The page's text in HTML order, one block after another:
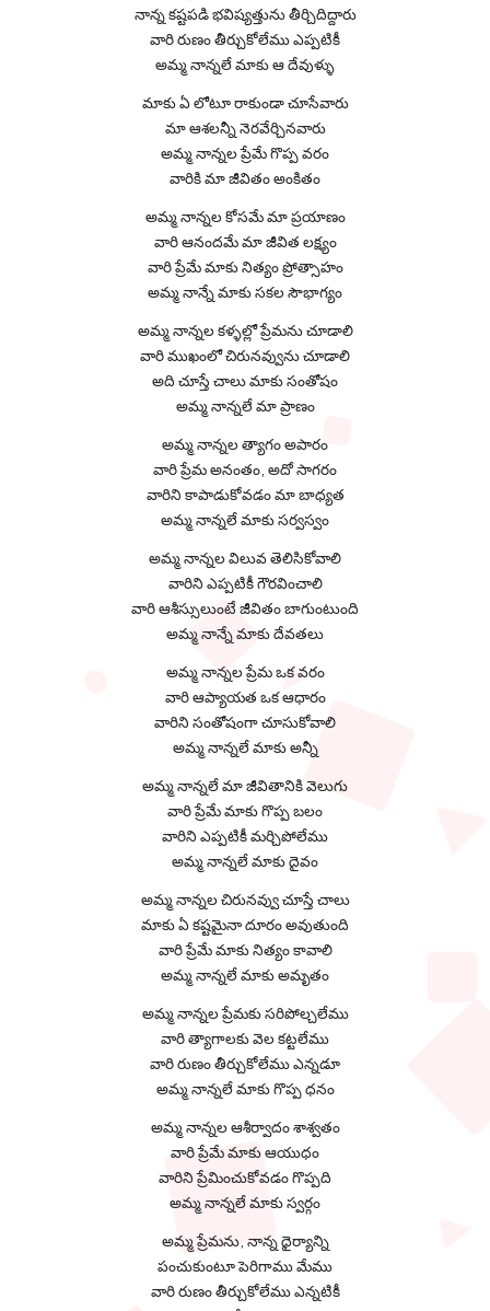
నాన్న కష్టపడి భవిష్యత్తును తీర్చిదిద్దారు
వారి రుణం తీర్చుకోలేము ఎప్పటికీ
అమ్మ నాన్నలే మాకు ఆ దేవుళ్ళు
మాకు ఏ లోటూ రాకుండా చూసేవారు
మా ఆశలన్నీ నెరవేర్చినవారు
అమ్మ నాన్నల ప్రేమే గొప్ప వరం
వారికి మా జీవితం అంకితం
అమ్మ నాన్నల కోసమే మా ప్రయాణం
వారి ఆనందమే మా జీవిత లక్ష్యం
వారి ప్రేమే మాకు నిత్యం ప్రోత్సాహం
అమ్మ నాన్నే మాకు సకల సౌభాగ్యం
అమ్మ నాన్నల కళ్ళల్లో ప్రేమను చూడాలి
వారి ముఖంలో చిరునవ్వును చూడాలి
అది చూస్తే చాలు మాకు సంతోషం
అమ్మ నాన్నలే మా ప్రాణం
అమ్మ నాన్నల త్యాగం అపారం
వారి ప్రేమ అనంతం, అదో సాగరం
వారిని కాపాడుకోవడం మా బాధ్యత
అమ్మ నాన్నలే మాకు సర్వస్వం
అమ్మ నాన్నల విలువ తెలిసికోవాలి
వారిని ఎప్పటికీ గౌరవించాలి
వారి ఆశీస్సులుంటే జీవితం బాగుంటుంది
అమ్మ నాన్నే మాకు దేవతలు
అమ్మ నాన్నల ప్రేమ ఒక వరం
వారి ఆప్యాయత ఒక ఆధారం
వారిని సంతోషంగా చూసుకోవాలి
అమ్మ నాన్నలే మాకు అన్నీ
అమ్మ నాన్నలే మా జీవితానికి వెలుగు
వారి ప్రేమే మాకు గొప్ప బలం
వారిని ఎప్పటికీ మర్చిపోలేము
అమ్మ నాన్నలే మాకు దైవం
అమ్మ నాన్నల చిరునవ్వు చూస్తే చాలు
మాకు ఏ కష్టమైనా దూరం అవుతుంది
వారి ప్రేమే మాకు నిత్యం కావాలి
అమ్మ నాన్నలే మాకు అమృతం
అమ్మ నాన్నల ప్రేమకు సరిపోల్చలేము
వారి త్యాగాలకు వెల కట్టలేము
వారి రుణం తీర్చుకోలేము ఎన్నడూ
అమ్మ నాన్నలే మాకు గొప్ప ధనం
అమ్మ నాన్నల ఆశీర్వాదం శాశ్వతం
వారి ప్రేమే మాకు ఆయుధం
వారిని ప్రేమించుకోవడం గొప్పది
అమ్మ నాన్నలే మాకు స్వర్గం
అమ్మ ప్రేమను, నాన్న ధైర్యాన్ని
పంచుకుంటూ పెరిగాము మేము
వారి రుణం తీర్చుకోలేము ఎన్నటికీ